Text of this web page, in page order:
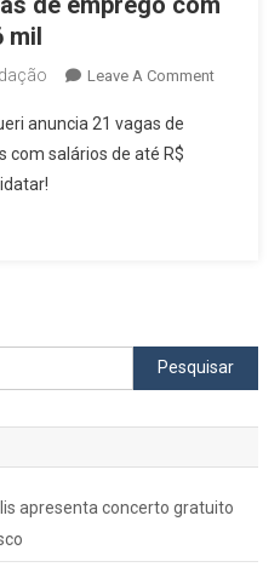
mil
Leave A CommentOn
anuncia 21 vagas de
com salários de até R$
Pesquisar
por:
apresenta concerto gratuito